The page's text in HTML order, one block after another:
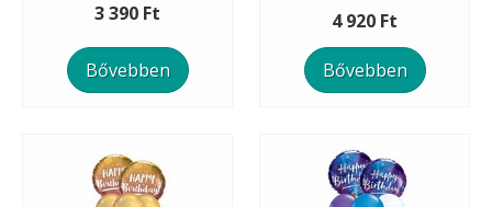
3 390 Ft
Bővebben
4 920 Ft
Bővebben